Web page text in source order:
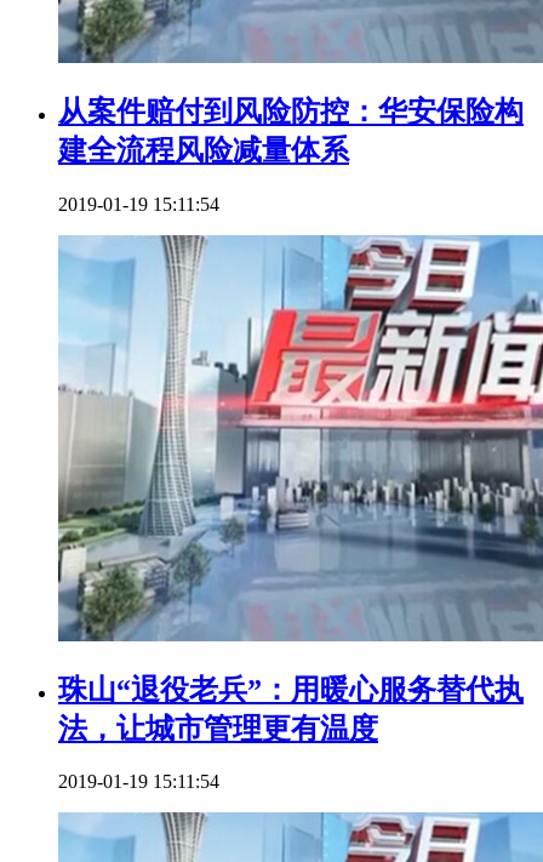
从案件赔付到风险防控：华安保险构
建全流程风险减量体系
2019-01-19 15:11:54
珠山“退役老兵”：用暖心服务替代执
法，让城市管理更有温度
2019-01-19 15:11:54